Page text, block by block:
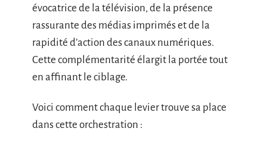
évocatrice de la télévision, de la présence
rassurante des médias imprimés et de la
rapidité d’action des canaux numériques.
Cette complémentarité élargit la portée tout
en affinant le ciblage.
Voici comment chaque levier trouve sa place
dans cette orchestration :